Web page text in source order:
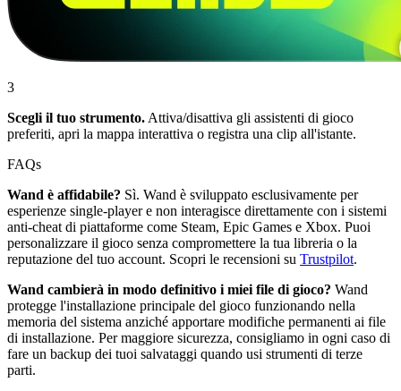
3
Scegli il tuo strumento. Attiva/disattiva gli assistenti di gioco
preferiti, apri la mappa interattiva o registra una clip all'istante.
FAQs
Wand è affidabile? Sì. Wand è sviluppato esclusivamente per
esperienze single-player e non interagisce direttamente con i sistemi
anti-cheat di piattaforme come Steam, Epic Games e Xbox. Puoi
personalizzare il gioco senza compromettere la tua libreria o la
reputazione del tuo account. Scopri le recensioni su Trustpilot.
Wand cambierà in modo definitivo i miei file di gioco? Wand
protegge l'installazione principale del gioco funzionando nella
memoria del sistema anziché apportare modifiche permanenti ai file
di installazione. Per maggiore sicurezza, consigliamo in ogni caso di
fare un backup dei tuoi salvataggi quando usi strumenti di terze
parti.